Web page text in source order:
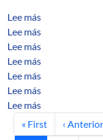
Lee mássobre Agent-
Lee mássobre
Lee mássobre
Lee mássobre
Lee mássobre
Lee mássobre Models
Lee mássobre K-
Primera página
« First Página
‹ Anterior